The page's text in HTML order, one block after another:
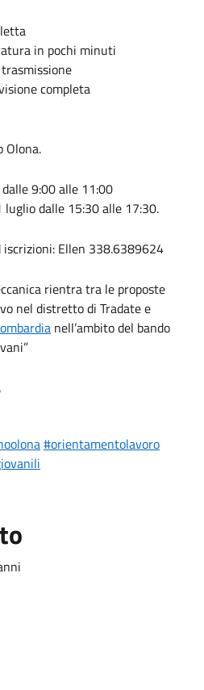
in pochi minuti
completa
Olona.
9:00 alle 11:00
dalle 15:30 alle 17:30.
iscrizioni: Ellen 338.6389624
rientra tra le proposte
nel distretto di Tradate e
nell’ambito del bando
#orientamentolavoro